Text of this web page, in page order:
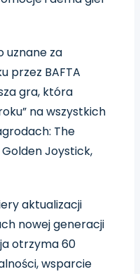
uznane za
przez BAFTA
gra, która
na wszystkich
The
Golden Joystick,
aktualizacji
nowej generacji
otrzyma 60
wsparcie